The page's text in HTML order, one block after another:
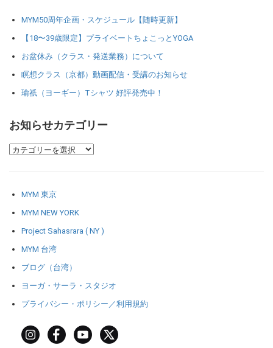
MYM50周年企画・スケジュール【随時更新】
【18〜39歳限定】プライベートちょこっとYOGA
お盆休み（クラス・発送業務）について
瞑想クラス（京都）動画配信・受講のお知らせ
瑜祇（ヨーギー）Tシャツ 好評発売中！
お知らせカテゴリー
MYM 東京
MYM NEW YORK
Project Sahasrara ( NY )
MYM 台湾
ブログ（台湾）
ヨーガ・サーラ・スタジオ
プライバシー・ポリシー／利用規約